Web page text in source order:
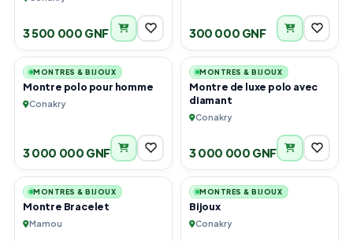
3 500 000 GNF 300 000 GNF
2
MONTRES & BIJOUX
Montre polo pour homme
Conakry
3 000 000 GNF
1
MONTRES & BIJOUX
Montre de luxe polo avec
diamant
Conakry
3 000 000 GNF
3
MONTRES & BIJOUX
Montre Bracelet
Mamou
2
MONTRES & BIJOUX
Bijoux
Conakry